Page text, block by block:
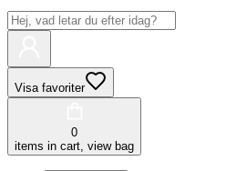
Visa favoriter
0
items in cart, view bag